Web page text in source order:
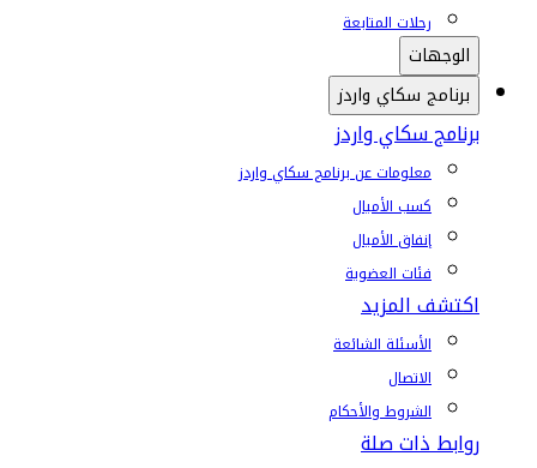
رحلات المتابعة
الوجهات
برنامج سكاي واردز
برنامج سكاي واردز
معلومات عن برنامج سكاي واردز
كسب الأميال
إنفاق الأميال
فئات العضوية
اكتشف المزيد
الأسئلة الشائعة
الاتصال
الشروط والأحكام
روابط ذات صلة